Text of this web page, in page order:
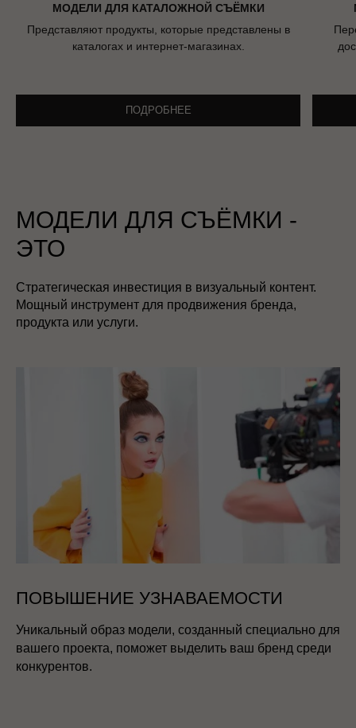
МОДЕЛИ ДЛЯ КАТАЛОЖНОЙ СЪЁМКИ
Представляют продукты, которые представлены в
каталогах и интернет-магазинах.
ПОДРОБНЕЕ
МОДЕЛИ ДЛЯ СЪЁМКИ -
ЭТО
Стратегическая инвестиция в визуальный контент.
Мощный инструмент для продвижения бренда,
продукта или услуги.
ПОВЫШЕНИЕ УЗНАВАЕМОСТИ
Уникальный образ модели, созданный специально для
вашего проекта, поможет выделить ваш бренд среди
конкурентов.